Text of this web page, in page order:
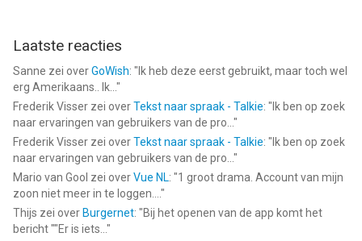
Laatste reacties
Sanne zei overGoWish: " Ik heb deze eerst gebruikt, maar toch wel
erg Amerikaans.. Ik... "
Frederik Visser zei overTekst naar spraak - Talkie: " Ik ben op zoek
naar ervaringen van gebruikers van de pro... "
Frederik Visser zei overTekst naar spraak - Talkie: " Ik ben op zoek
naar ervaringen van gebruikers van de pro... "
Mario van Gool zei overVue NL: "1 groot drama. Account van mijn
zoon niet meer in te loggen.... "
Thijs zei over Burgernet: "Bij het openen van de app komt het
bericht ""Er is iets... "